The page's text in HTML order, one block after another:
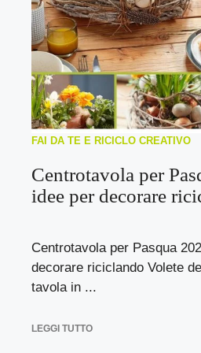
FAI DA TE E RICICLO CREATIVO
Centrotavola per
idee per decorare
Centrotavola per Pasqua
decorare riciclando Volete
tavola in ...
LEGGI TUTTO